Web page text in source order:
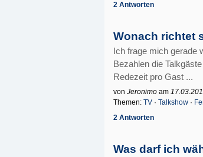
2 Antworten
Wonach richtet
Ich frage mich gerade
Bezahlen die
Redezeit pro Gast ...
von Jeronimo am
Themen: TV · Talkshow ·
2 Antworten
Was darf ich